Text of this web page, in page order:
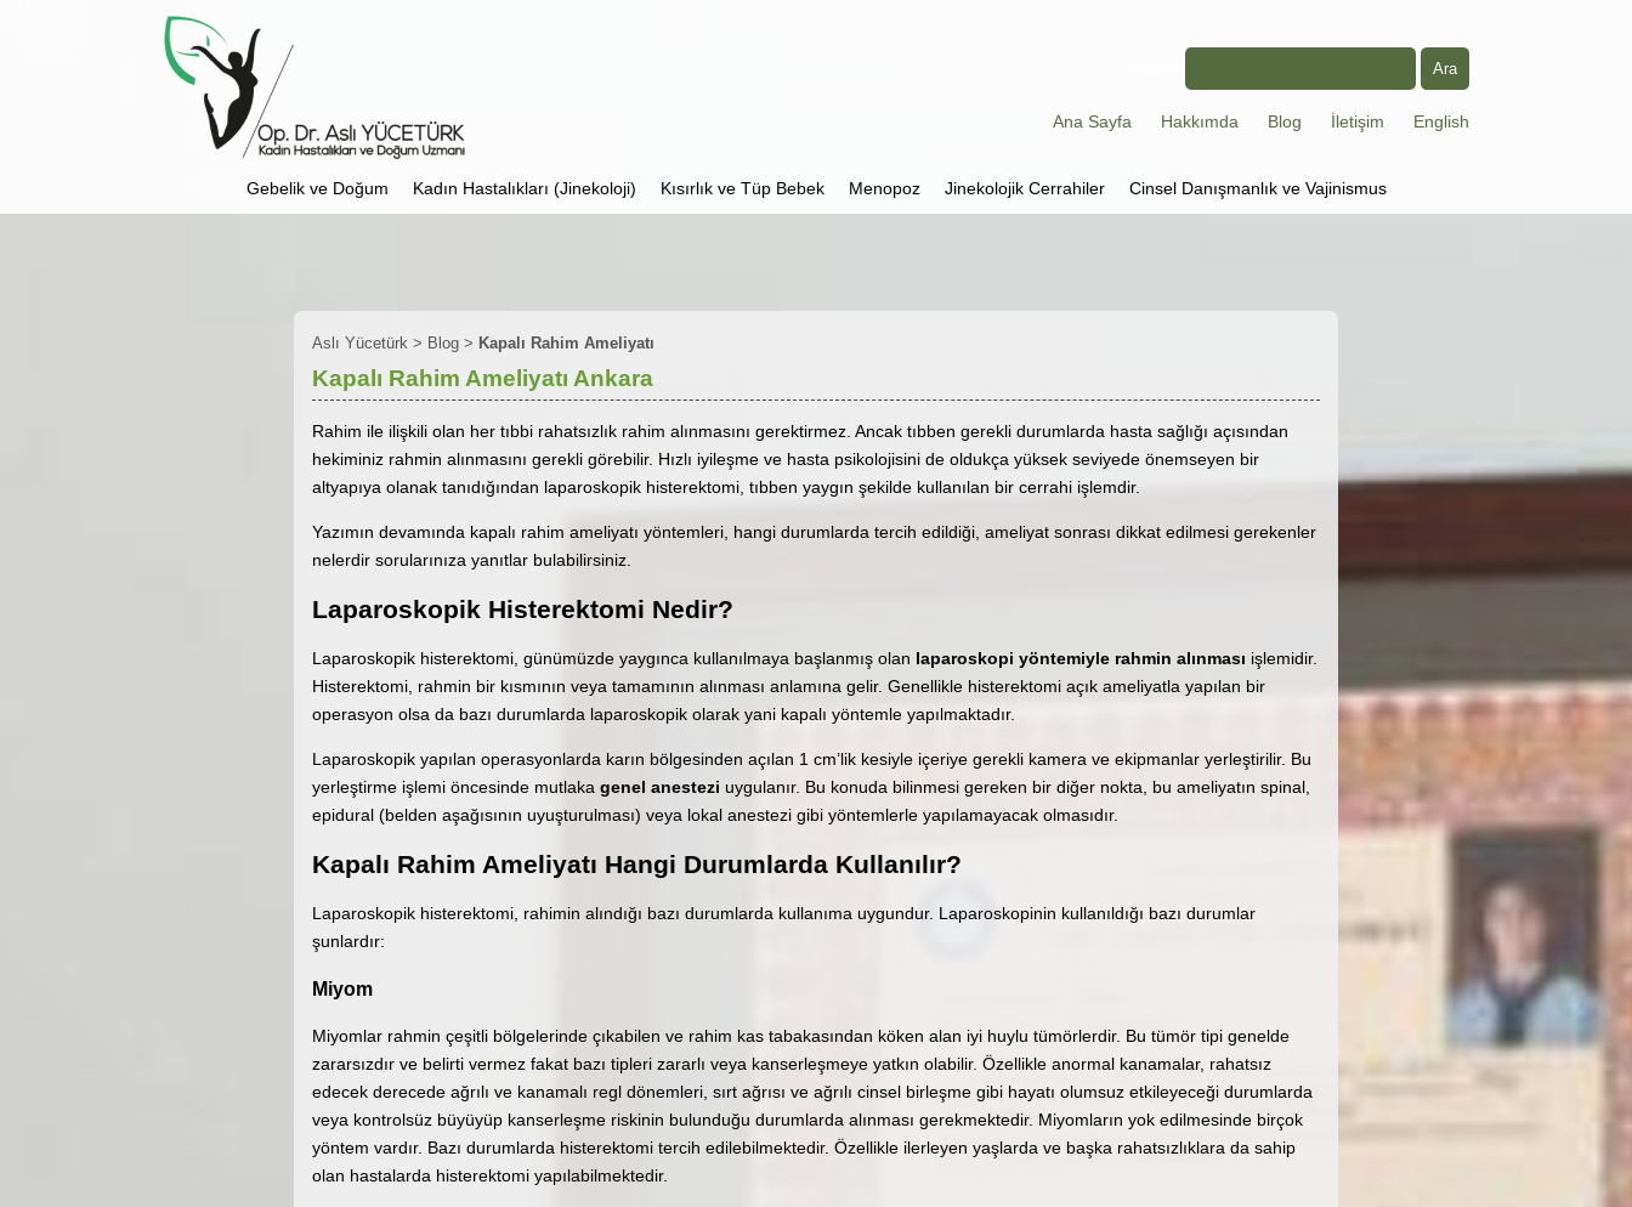
Ana Sayfa Hakkımda Blog İletişim English
Gebelik ve Doğum Kadın Hastalıkları (Jinekoloji) Kısırlık ve Tüp Bebek Menopoz Jinekolojik Cerrahiler Cinsel Danışmanlık ve Vajinismus
Aslı Yücetürk> Blog> Kapalı Rahim Ameliyatı
Kapalı Rahim Ameliyatı Ankara
Rahim ile ilişkili olan her tıbbi rahatsızlık rahim alınmasını gerektirmez. Ancak tıbben gerekli durumlarda hasta sağlığı açısından
hekiminiz rahmin alınmasını gerekli görebilir. Hızlı iyileşme ve hasta psikolojisini de oldukça yüksek seviyede önemseyen bir
altyapıya olanak tanıdığından laparoskopik histerektomi, tıbben yaygın şekilde kullanılan bir cerrahi işlemdir.
Yazımın devamında kapalı rahim ameliyatı yöntemleri, hangi durumlarda tercih edildiği, ameliyat sonrası dikkat edilmesi gerekenler
nelerdir sorularınıza yanıtlar bulabilirsiniz.
Laparoskopik Histerektomi Nedir?
Laparoskopik histerektomi, günümüzde yaygınca kullanılmaya başlanmış olan laparoskopi yöntemiyle rahmin alınması işlemidir.
Histerektomi, rahmin bir kısmının veya tamamının alınması anlamına gelir. Genellikle histerektomi açık ameliyatla yapılan bir
operasyon olsa da bazı durumlarda laparoskopik olarak yani kapalı yöntemle yapılmaktadır.
Laparoskopik yapılan operasyonlarda karın bölgesinden açılan 1 cm’lik kesiyle içeriye gerekli kamera ve ekipmanlar yerleştirilir. Bu
yerleştirme işlemi öncesinde mutlaka genel anestezi uygulanır. Bu konuda bilinmesi gereken bir diğer nokta, bu ameliyatın spinal,
epidural (belden aşağısının uyuşturulması) veya lokal anestezi gibi yöntemlerle yapılamayacak olmasıdır.
Kapalı Rahim Ameliyatı Hangi Durumlarda Kullanılır?
Laparoskopik histerektomi, rahimin alındığı bazı durumlarda kullanıma uygundur. Laparoskopinin kullanıldığı bazı durumlar
şunlardır:
Miyom
Miyomlar rahmin çeşitli bölgelerinde çıkabilen ve rahim kas tabakasından köken alan iyi huylu tümörlerdir. Bu tümör tipi genelde
zararsızdır ve belirti vermez fakat bazı tipleri zararlı veya kanserleşmeye yatkın olabilir. Özellikle anormal kanamalar, rahatsız
edecek derecede ağrılı ve kanamalı regl dönemleri, sırt ağrısı ve ağrılı cinsel birleşme gibi hayatı olumsuz etkileyeceği durumlarda
veya kontrolsüz büyüyüp kanserleşme riskinin bulunduğu durumlarda alınması gerekmektedir. Miyomların yok edilmesinde birçok
yöntem vardır. Bazı durumlarda histerektomi tercih edilebilmektedir. Özellikle ilerleyen yaşlarda ve başka rahatsızlıklara da sahip
olan hastalarda histerektomi yapılabilmektedir.